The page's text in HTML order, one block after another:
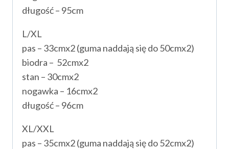
długość – 95cm
L/XL
pas – 33cmx2 (guma naddają się do 50cmx2)
biodra – 52cmx2
stan – 30cmx2
nogawka – 16cmx2
długość – 96cm
XL/XXL
pas – 35cmx2 (guma naddają się do 52cmx2)